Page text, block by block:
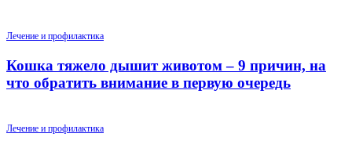
Лечение и профилактика
Кошка тяжело дышит животом – 9 причин, на
что обратить внимание в первую очередь
Лечение и профилактика